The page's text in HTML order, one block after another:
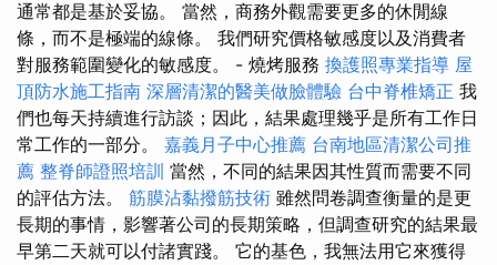
通常都是基於妥協。 當然，商務外觀需要更多的休閒線
條，而不是極端的線條。 我們研究價格敏感度以及消費者
對服務範圍變化的敏感度。 - 燒烤服務 換護照專業指導 屋
頂防水施工指南 深層清潔的醫美做臉體驗 台中脊椎矯正 我
們也每天持續進行訪談；因此，結果處理幾乎是所有工作日
常工作的一部分。 嘉義月子中心推薦 台南地區清潔公司推
薦 整脊師證照培訓 當然，不同的結果因其性質而需要不同
的評估方法。 筋膜沾黏撥筋技術 雖然問卷調查衡量的是更
長期的事情，影響著公司的長期策略，但調查研究的結果最
早第二天就可以付諸實踐。 它的基色，我無法用它來獲得